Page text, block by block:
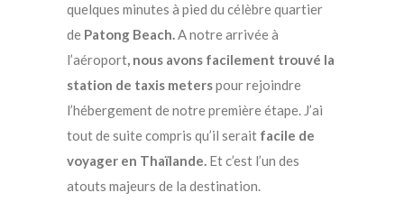
quelques minutes à pied du célèbre quartier
de Patong Beach.A notre arrivée à
l’aéroport, nous avons facilement trouvé la
station de taxis meterspour rejoindre
l’hébergement de notre première étape. J’ai
tout de suite compris qu’il serait facile de
voyager en Thaïlande. Et c’est l’un des
atouts majeurs de la destination.